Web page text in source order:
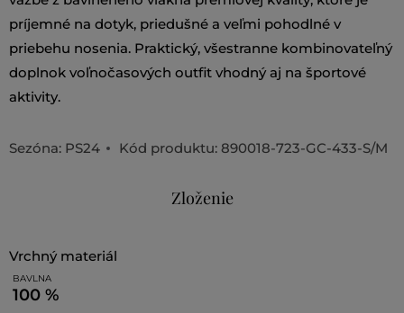
príjemné na dotyk, priedušné a veľmi pohodlné v
priebehu nosenia. Praktický, všestranne kombinovateľný
doplnok voľnočasových outfit vhodný aj na športové
aktivity.
Sezóna: PS24 Kód produktu: 890018-723-GC-433-S/M
Zloženie
vrchný materiál
BAVLNA
100 %